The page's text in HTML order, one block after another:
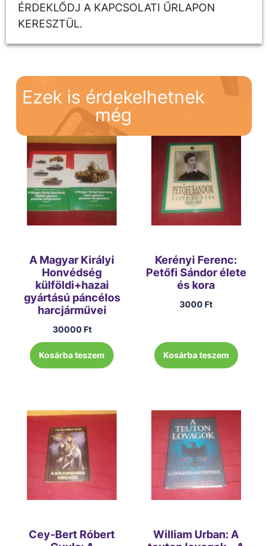
ÉRDEKLŐDJ A KAPCSOLATI ŰRLAPON
KERESZTÜL.
Ezek is érdekelhetnek
még
A Magyar Királyi
Honvédség
külföldi+hazai
gyártású páncélos
harcjárművei
30000 Ft
Kosárba teszem
Kerényi Ferenc:
Petőfi Sándor élete
és kora
3000Ft
Kosárba teszem
Cey-Bert Róbert
William Urban: A